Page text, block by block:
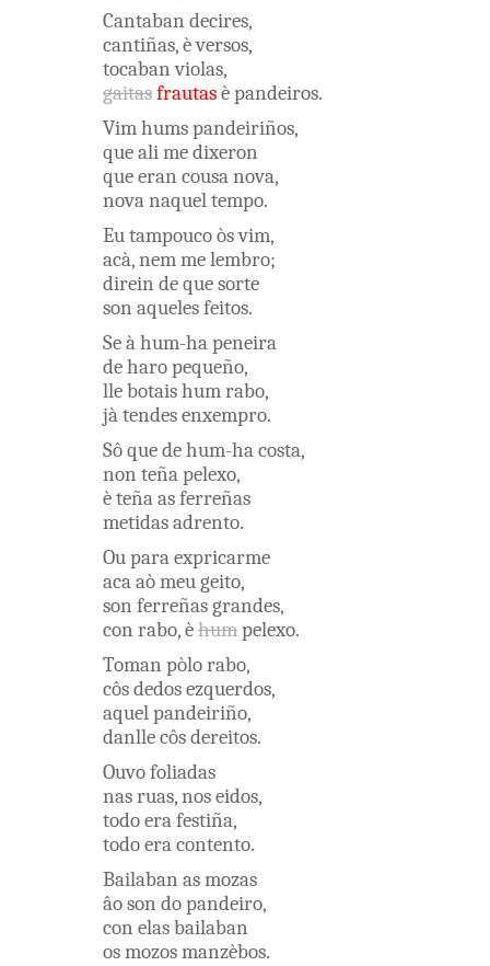
Cantaban decires,
cantiñas,èversos,
tocaban violas,
gaitasfrautasèpandeiros.
Vimhumspandeiriños,
quealimedixeron
queeran cousanova,
novanaqueltempo.
Eutampoucoòsvim,
acà,nemmelembro;
direin dequesorte
son aquelesfeitos.
Seàhum-hapeneira
deharopequeño,
llebotaishumrabo,
jàtendesenxempro.
Sôquede hum-hacosta,
non teñapelexo,
èteñaasferreñas
metidasadrento.
Ouparaexpricarme
acaaòmeugeito,
son ferreñasgrandes,
con rabo,èhumpelexo.
Toman pòlorabo,
côsdedosezquerdos,
aquelpandeiriño,
danllecôsdereitos.
Ouvofoliadas
nasruas,noseidos,
todoerafestiña,
todoeracontento.
Bailaban asmozas
âoson dopandeiro,
con elasbailaban
osmozosmanzèbos.